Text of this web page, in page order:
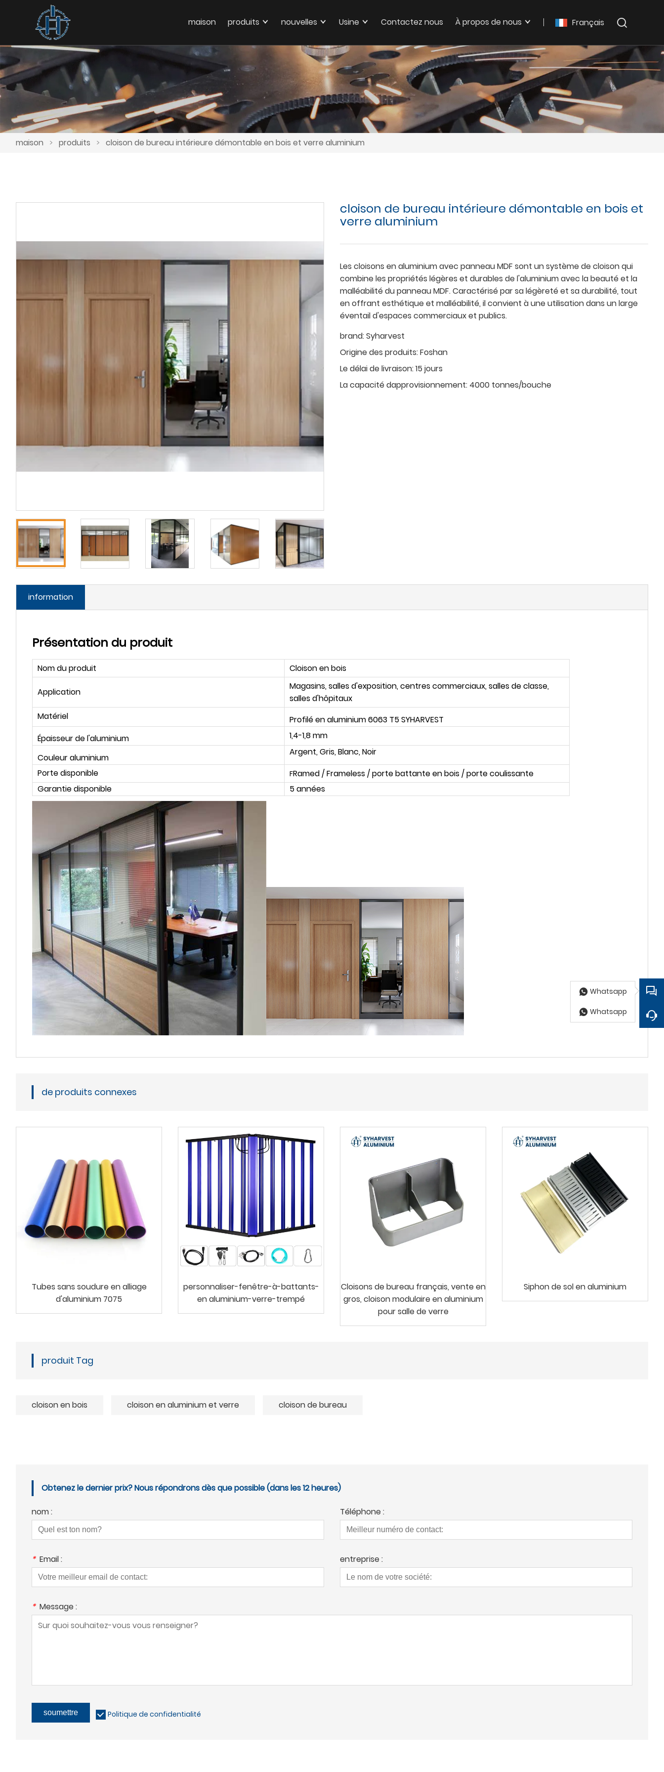
Français
maison produits nouvelles Usine Contactez nous À propos de nous
maison > produits > cloison de bureau intérieure démontable en bois et verre aluminium
cloison de bureau intérieure démontable en bois et
verre aluminium
Les cloisons en aluminium avec panneau MDF sont un système de cloison qui
combine les propriétés légères et durables de l'aluminium avec la beauté et la
malléabilité du panneau MDF. Caractérisé par sa légèreté et sa durabilité, tout
en offrant esthétique et malléabilité, il convient à une utilisation dans un large
éventail d'espaces commerciaux et publics.
brand:Syharvest
Origine des produits:Foshan
Le délai de livraison:15 jours
La capacité dapprovisionnement: 4000 tonnes/bouche
information
Présentation du produit
Nom du produit Cloison en bois
Application
Magasins, salles d'exposition, centres commerciaux, salles de classe,
salles d'hôpitaux
Matériel
Profilé en aluminium 6063 T5 SYHARVEST
Épaisseur de l'aluminium
1,4-1,8 mm
Couleur aluminium
Argent, Gris, Blanc, Noir
Porte disponible
FRamed / Frameless / porte battante en bois / porte coulissante
Garantie disponible
5 années
de produits connexes
Tubes sans soudure en alliage
d'aluminium 7075
personnaliser-fenêtre-à-battants-
en aluminium-verre-trempé
Cloisons de bureau français, vente en
gros, cloison modulaire en aluminium
pour salle de verre
Siphon de sol en aluminium
produit Tag
cloison en bois cloison en aluminium et verre cloison de bureau
Obtenez le dernier prix? Nous répondrons dès que possible (dans les 12 heures)
nom : Téléphone :
* Email : entreprise :
* Message :
soumettre Politique de confidentialité
Whatsapp
Whatsapp